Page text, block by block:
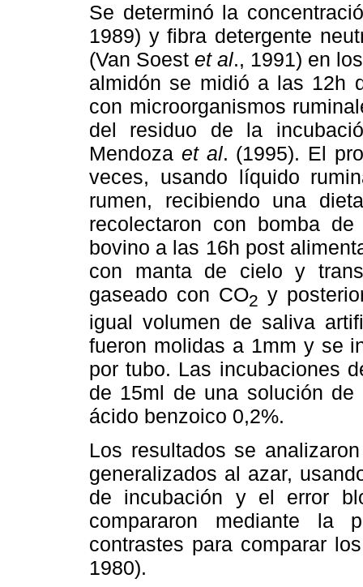
Se determinó la
1989) y fibra detergente
(Van Soest et al., 1991) en
almidón se midió a las 12h
con microorganismos
del residuo de la
Mendoza et al. (1995). El
veces, usando líquido
rumen, recibiendo una
recolectaron con bomba
bovino a las 16h post
con manta de cielo y
gaseado con CO2 y
igual volumen de saliva
fueron molidas a 1mm y se
por tubo. Las incubaciones
de 15ml de una solución
ácido benzoico 0,2%.
Los resultados se
generalizados al azar,
de incubación y el error
compararon mediante la
contrastes para comparar
1980).